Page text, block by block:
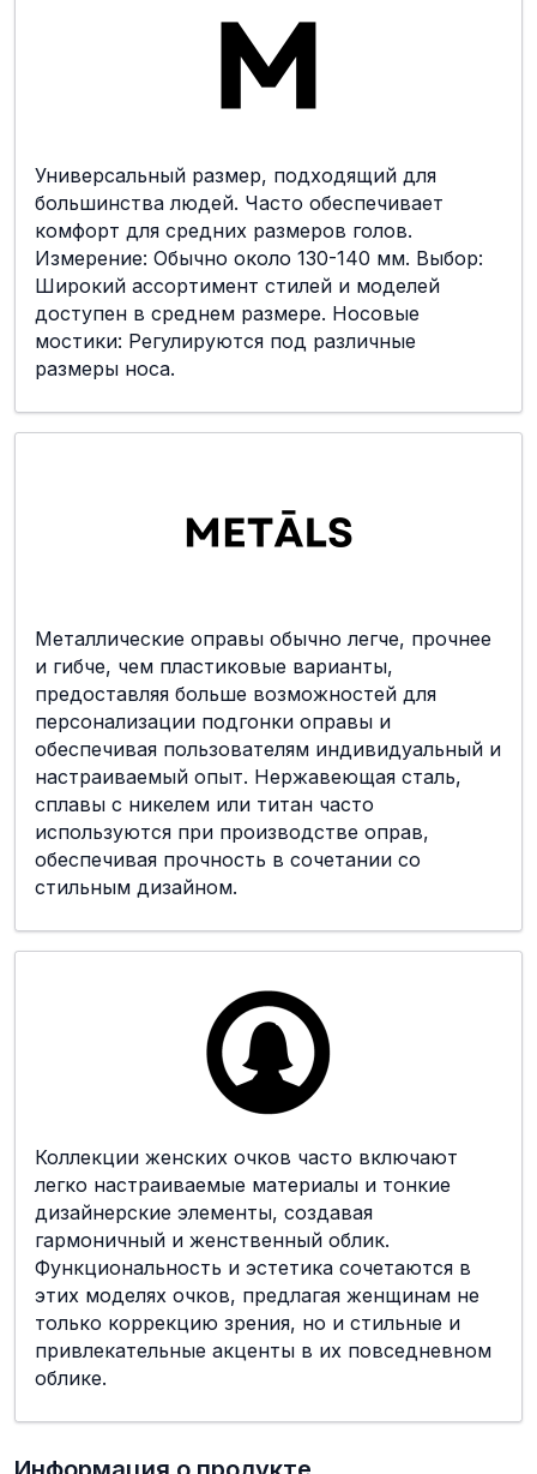
Универсальный размер, подходящий для
большинства людей. Часто обеспечивает
комфорт для средних размеров голов.
Измерение: Обычно около 130-140 мм. Выбор:
Широкий ассортимент стилей и моделей
доступен в среднем размере. Носовые
мостики: Регулируются под различные
размеры носа.
Металлические оправы обычно легче, прочнее
и гибче, чем пластиковые варианты,
предоставляя больше возможностей для
персонализации подгонки оправы и
обеспечивая пользователям индивидуальный и
настраиваемый опыт. Нержавеющая сталь,
сплавы с никелем или титан часто
используются при производстве оправ,
обеспечивая прочность в сочетании со
стильным дизайном.
Коллекции женских очков часто включают
легко настраиваемые материалы и тонкие
дизайнерские элементы, создавая
гармоничный и женственный облик.
Функциональность и эстетика сочетаются в
этих моделях очков, предлагая женщинам не
только коррекцию зрения, но и стильные и
привлекательные акценты в их повседневном
облике.